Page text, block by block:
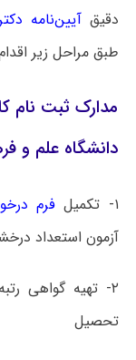
دقیقآیین‌نامه
طبق مراحل زیر
دانشگاه علم و
۱- تکمیل فرم
آزمون استعداد
۲- تهیه گواهی
تحصیل